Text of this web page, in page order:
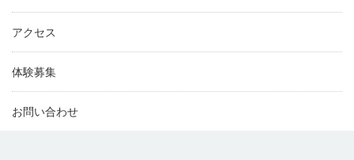
アクセス
体験募集
お問い合わせ